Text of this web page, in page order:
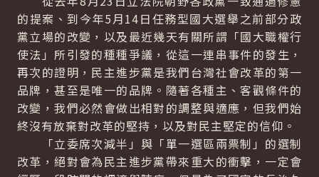
的提案、到今年5月14日任務型國大選舉之前部分政
黨立場的改變，以及最近幾天有關所謂「國大職權行
使法」所引發的種種爭議，從這一連串事件的發生，
再次的證明，民主進步黨是我們台灣社會改革的第一
品牌，甚至是唯一的品牌。隨著各種主、客觀條件的
改變，我們必然會做出相對的調整與適應，但我們始
終沒有放棄對改革的堅持，以及對民主堅定的信仰。
「立委席次減半」與「單一選區兩票制」的選制
改革，絕對會為民主進步黨帶來重大的衝擊，一定會